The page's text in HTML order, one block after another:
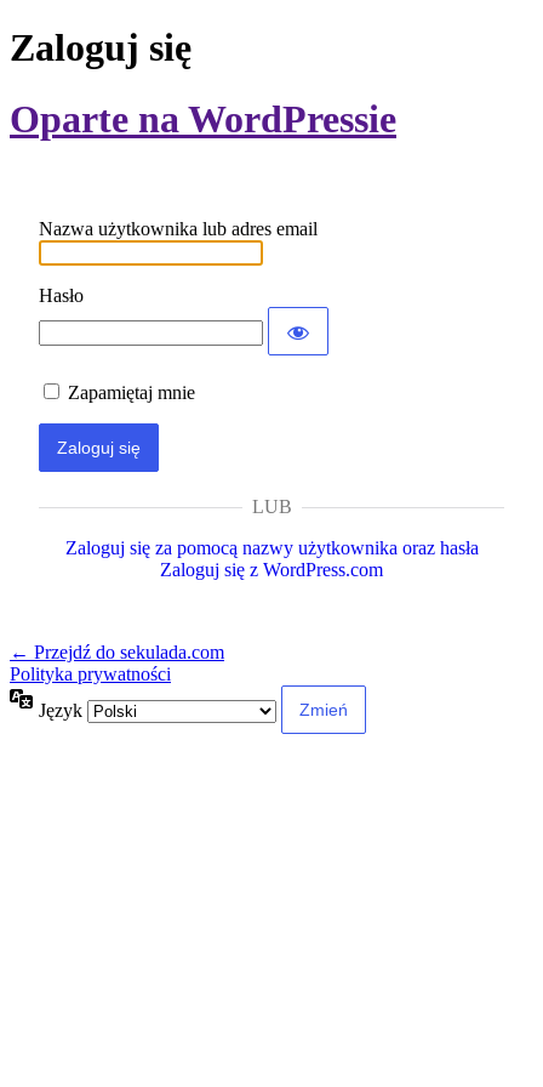
Zaloguj się
Oparte na WordPressie
Nazwa użytkownika lub adres email
Hasło
Zapamiętaj mnie
LUB
Zaloguj się za pomocą nazwy użytkownika oraz hasła
Zaloguj się z WordPress.com
← Przejdź do sekulada.com
Polityka prywatności
Język